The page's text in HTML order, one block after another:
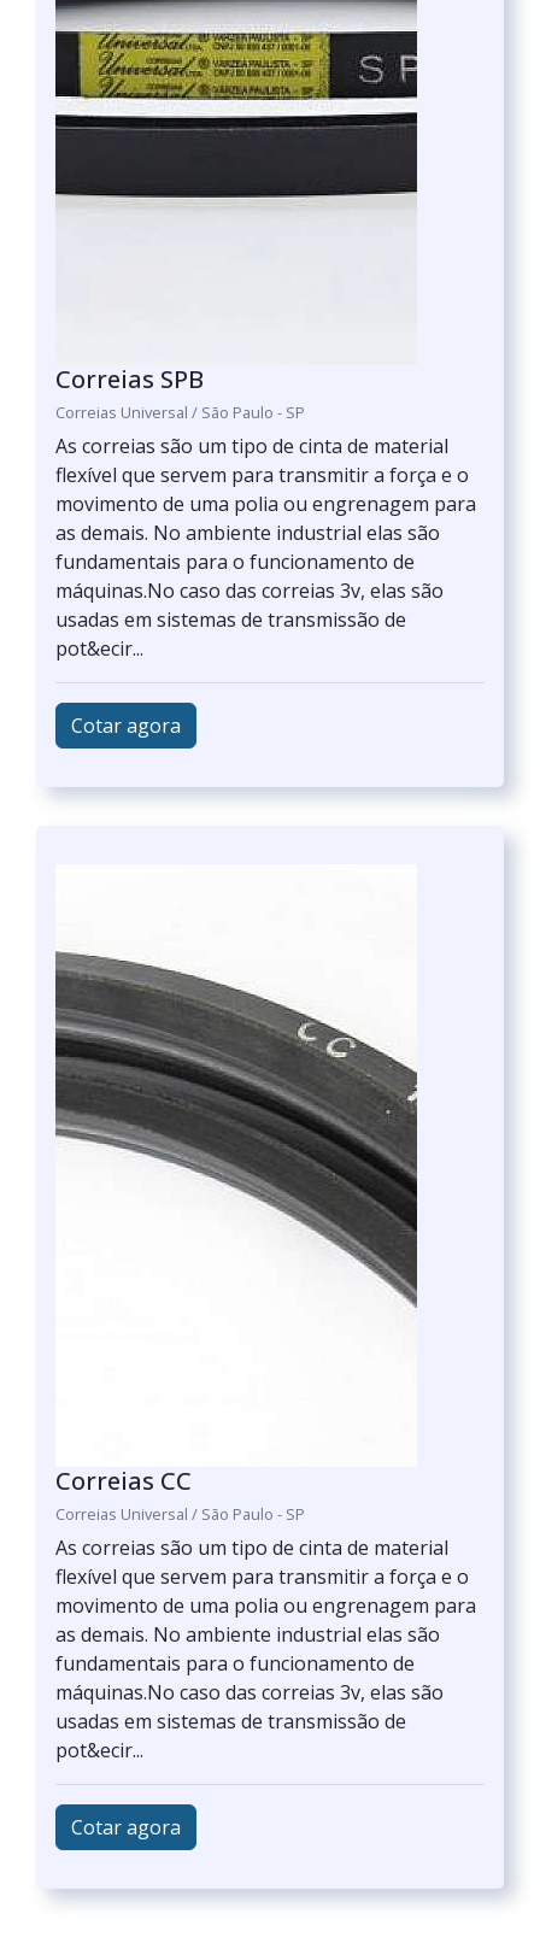
Correias SPB
Correias Universal / São Paulo - SP
As correias são um tipo de cinta de material
flexível que servem para transmitir a força e o
movimento de uma polia ou engrenagem para
as demais. No ambiente industrial elas são
fundamentais para o funcionamento de
máquinas.No caso das correias 3v, elas são
usadas em sistemas de transmissão de
pot&ecir...
Cotar agora
Correias CC
Correias Universal / São Paulo - SP
As correias são um tipo de cinta de material
flexível que servem para transmitir a força e o
movimento de uma polia ou engrenagem para
as demais. No ambiente industrial elas são
fundamentais para o funcionamento de
máquinas.No caso das correias 3v, elas são
usadas em sistemas de transmissão de
pot&ecir...
Cotar agora